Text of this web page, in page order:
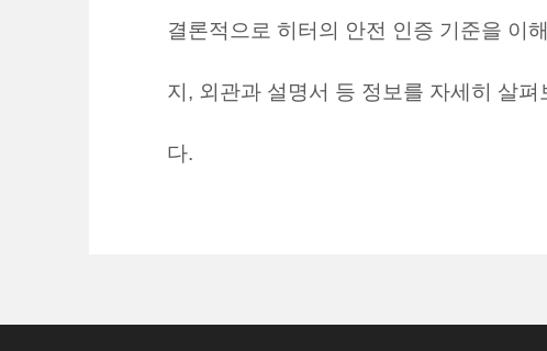
결론적으로 히터의 안전 인증 기준을 이
지, 외관과 설명서 등 정보를 자세히 살
다.